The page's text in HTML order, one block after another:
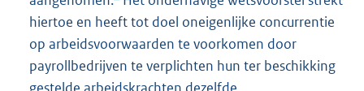
hiertoe en heeft tot doel oneigenlijke concurrentie
op arbeidsvoorwaarden te voorkomen door
payrollbedrijven te verplichten hun ter beschikking